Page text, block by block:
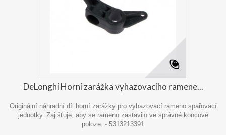
DeLonghi Horní zarážka vyhazovacího ramene...
Originální náhradní díl horní zarážky pro vyhazovací rameno spařovací
jednotky. Zajišťuje, aby se rameno zastavilo ve správné koncové
poloze. - 5313213391